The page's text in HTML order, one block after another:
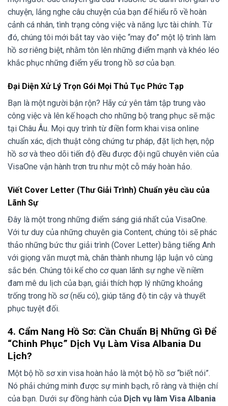
chuyện, lắng nghe câu chuyện của bạn để hiểu rõ về hoàn
cảnh cá nhân, tình trạng công việc và năng lực tài chính. Từ
đó, chúng tôi mới bắt tay vào việc “may đo” một lộ trình làm
hồ sơ riêng biệt, nhằm tôn lên những điểm mạnh và khéo léo
khắc phục những điểm yếu trong hồ sơ của bạn.
Đại Diện Xử Lý Trọn Gói Mọi Thủ Tục Phức Tạp
Bạn là một người bận rộn? Hãy cứ yên tâm tập trung vào
công việc và lên kế hoạch cho những bộ trang phục sẽ mặc
tại Châu Âu. Mọi quy trình từ điền form khai visa online
chuẩn xác, dịch thuật công chứng tư pháp, đặt lịch hẹn, nộp
hồ sơ và theo dõi tiến độ đều được đội ngũ chuyên viên của
VisaOne vận hành trơn tru như một cỗ máy hoàn hảo.
Viết Cover Letter (Thư Giải Trình) Chuẩn yêu cầu của
Lãnh Sự
Đây là một trong những điểm sáng giá nhất của VisaOne.
Với tư duy của những chuyên gia Content, chúng tôi sẽ phác
thảo những bức thư giải trình (Cover Letter) bằng tiếng Anh
với giọng văn mượt mà, chân thành nhưng lập luận vô cùng
sắc bén. Chúng tôi kể cho cơ quan lãnh sự nghe về niềm
đam mê du lịch của bạn, giải thích hợp lý những khoảng
trống trong hồ sơ (nếu có), giúp tăng độ tin cậy và thuyết
phục tuyệt đối.
4. Cẩm Nang Hồ Sơ: Cần Chuẩn Bị Những Gì Để
“Chinh Phục” Dịch Vụ Làm Visa Albania Du
Lịch?
Một bộ hồ sơ xin visa hoàn hảo là một bộ hồ sơ “biết nói”.
Nó phải chứng minh được sự minh bạch, rõ ràng và thiện chí
của bạn. Dưới sự đồng hành của Dịch vụ làm Visa Albania